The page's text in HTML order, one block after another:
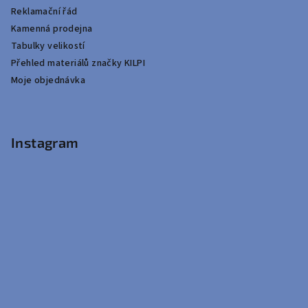
Reklamační řád
Kamenná prodejna
Tabulky velikostí
Přehled materiálů značky KILPI
Moje objednávka
Instagram